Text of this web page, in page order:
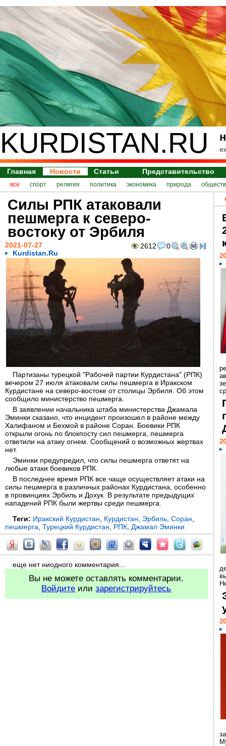
KURDISTAN.RU
Главная Новости Статьи Представительство
все спорт религия политика экономика природа
Силы РПК атаковали
пешмерга к северо-
востоку от Эрбиля
2612 0
2021-07-27
Kurdistan.Ru
Партизаны турецкой "Рабочей партии Курдистана" (РПК)
вечером 27 июля атаковали силы пешмерга в Иракском
Курдистане на северо-востоке от столицы Эрбиля. Об этом
сообщило министерство пешмерга.
В заявлении начальника штаба министерства Джамала
Эминки сказано, что инцидент произошел в районе между
Халифаном и Бехмой в районе Соран. Боевики РПК
открыли огонь по блокпосту сил пешмерга, пешмерга
ответили на атаку огнем. Сообщений о возможных жертвах
нет.
Эминки предупредил, что силы пешмерга ответят на
любые атаки боевиков РПК.
В последнее время РПК все чаще осуществляет атаки на
силы пешмерга в различных районах Курдистана, особенно
в провинциях Эрбиль и Дохук. В результате предыдущих
нападений РПК были жертвы среди пешмерга.
Теги: Иракский Курдистан Курдистан Эрбиль Соран
пешмерга Турецкий Курдистан РПК Джамал Эминки
еще нет ниодного комментария...
Вы не можете оставлять комментарии.
Войдите илизарегистрируйтесь